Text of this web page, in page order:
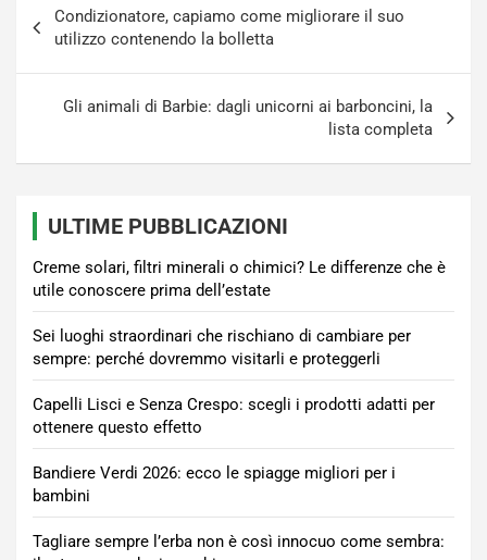
articoli
Condizionatore, capiamo come migliorare il suo
utilizzo contenendo la bolletta
Gli animali di Barbie: dagli unicorni ai barboncini, la
lista completa
ULTIME PUBBLICAZIONI
Creme solari, filtri minerali o chimici? Le differenze che è
utile conoscere prima dell’estate
Sei luoghi straordinari che rischiano di cambiare per
sempre: perché dovremmo visitarli e proteggerli
Capelli Lisci e Senza Crespo: scegli i prodotti adatti per
ottenere questo effetto
Bandiere Verdi 2026: ecco le spiagge migliori per i
bambini
Tagliare sempre l’erba non è così innocuo come sembra: